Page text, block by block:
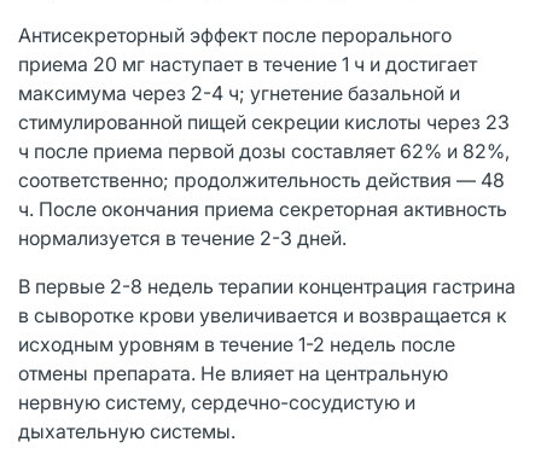
Антисекреторный эффект после перорального
приема 20 мг наступает в течение 1 ч и достигает
максимума через 2-4 ч; угнетение базальной и
стимулированной пищей секреции кислоты через 23
ч после приема первой дозы составляет 62% и 82%,
соответственно; продолжительность действия — 48
ч. После окончания приема секреторная активность
нормализуется в течение 2-3 дней.
В первые 2-8 недель терапии концентрация гастрина
в сыворотке крови увеличивается и возвращается к
исходным уровням в течение 1-2 недель после
отмены препарата. Не влияет на центральную
нервную систему, сердечно-сосудистую и
дыхательную системы.